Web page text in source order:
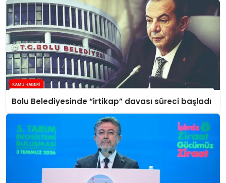
Bolu Belediyesinde “irtikap” davası süreci başladı